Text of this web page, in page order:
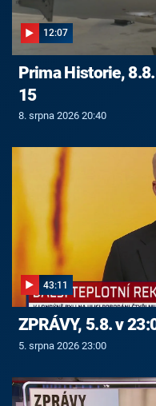
12:07
Prima Historie,
15
8. srpna 2026 20:40
43:11
ZPRÁVY, 5.8. v
5. srpna 2026 23:00